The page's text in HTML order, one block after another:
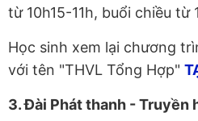
từ 10h15-11h, buổi chiều từ
Học sinh xem lại chương
với tên "THVL Tổng Hợp"
3. Đài Phát thanh - Truyền